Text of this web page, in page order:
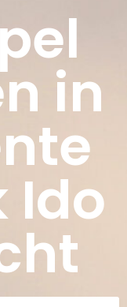
in
Ido